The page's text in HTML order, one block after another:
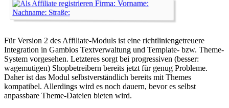
Für Version 2 des Affiliate-Moduls ist eine richtliniengetreuere
Integration in Gambios Textverwaltung und Template- bzw. Theme-
System vorgesehen. Letzteres sorgt bei progressiven (besser:
wagemutigen) Shopbetreibern bereits jetzt für genug Probleme.
Daher ist das Modul selbstverständlich bereits mit Themes
kompatibel. Allerdings wird es noch dauern, bevor es selbst
anpassbare Theme-Dateien bieten wird.